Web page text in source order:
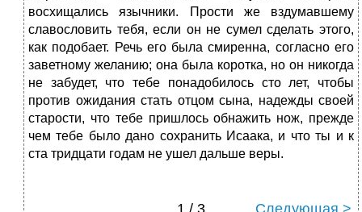
восхищались язычники. Прости же вздумавшему
славословить тебя, если он не сумел сделать этого,
как подобает. Речь его была смиренна, согласно его
заветному желанию; она была коротка, но он никогда
не забудет, что тебе понадобилось сто лет, чтобы
против ожидания стать отцом сына, надежды своей
старости, что тебе пришлось обнажить нож, прежде
чем тебе было дано сохранить Исаака, и что ты и к
ста тридцати годам не ушел дальше веры.
1 / 3 Следующая >